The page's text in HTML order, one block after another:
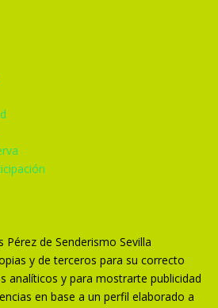
Pérez de Senderismo Sevilla
y de terceros para su correcto
analíticos y para mostrarte publicidad
en base a un perfil elaborado a